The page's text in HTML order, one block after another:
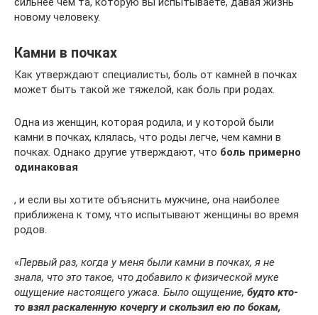
новому человеку.
Камни в почках
Как утверждают специалисты, боль от камней в почках
может быть такой же тяжелой, как боль при родах.
Одна из женщин, которая родила, и у которой были
камни в почках, клялась, что роды легче, чем камни в
почках. Однако другие утверждают, что боль примерно
одинаковая
, и если вы хотите объяснить мужчине, она наиболее
приближена к тому, что испытывают женщины во время
родов.
«Первый раз, когда у меня были камни в почках, я не
знала, что это такое, что добавило к физической муке
ощущение настоящего ужаса. Было ощущение, будто кто-
то взял раскаленную кочергу и скользил ею по бокам,